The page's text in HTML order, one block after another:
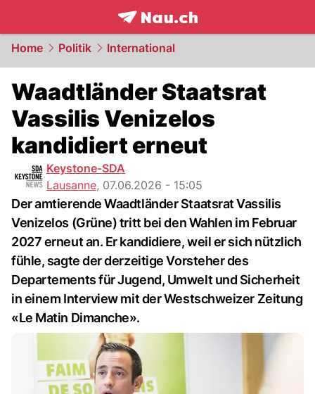
frontpage.NAU.ch
Home Politik International
Waadtländer Staatsrat
Vassilis Venizelos
kandidiert erneut
Keystone-SDA
Lausanne, 07.06.2026 - 15:05
Der amtierende Waadtländer Staatsrat Vassilis
Venizelos (Grüne) tritt bei den Wahlen im Februar
2027 erneut an. Er kandidiere, weil er sich nützlich
fühle, sagte der derzeitige Vorsteher des
Departements für Jugend, Umwelt und Sicherheit
in einem Interview mit der Westschweizer Zeitung
«Le Matin Dimanche».